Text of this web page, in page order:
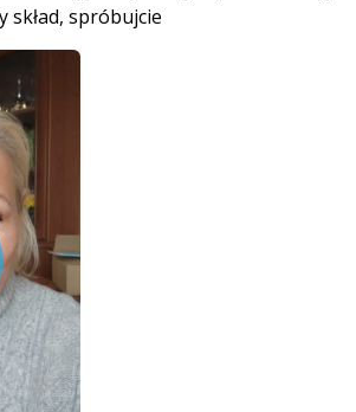
skład, spróbujcie